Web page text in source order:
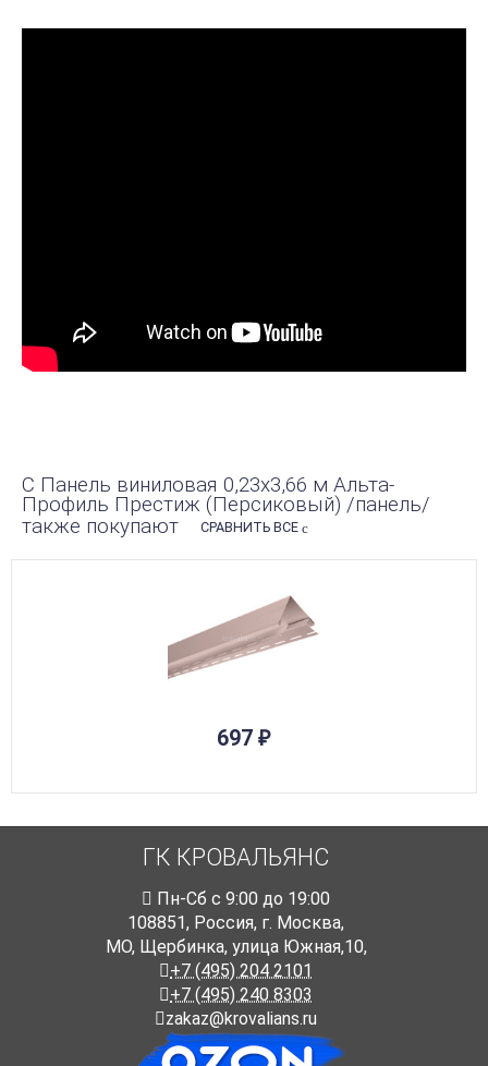
С Панель виниловая 0,23х3,66 м Альта-
Профиль Престиж (Персиковый) /панель/
также покупают
СРАВНИТЬ ВСЕ
697 ₽
ГК КРОВАЛЬЯНС
Пн-Cб с 9:00 до 19:00
108851, Россия, г. Москва,
МО, Щербинка, улица Южная,10,
+7 (495) 204 2101
+7 (495) 240 8303
zakaz@krovalians.ru